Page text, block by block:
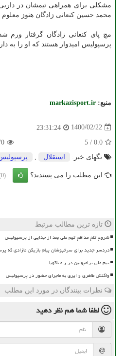
مشکلی برای همراهی تیمشان در
محمد حسین کنعانی زادگان هنوز
مچ پای کنعانی زادگان گرفتار ورم
پرسپولیس امیدوار هستند که او را به
منبع: markazisport.ir
1400/02/22
23:31:24
0.0
/
5
تگهای خبر:
استقلال
این مطلب را می پسندید؟ (0)
تازه ترین مطالب مرتبط
شروع تلخ مدافع تیم ملی بعد از جدایی از پرسپولیس
دردسر جدید برای سرخپوشان پیام بازیکن مازادی که
تیم ملی ترامپولین در راه ناگویا
واکنش طاهری و ایری به ماجرای حضور در پرسپولیس
نظرات بینندگان در مورد این مطلب
لطفا شما همنظر دهید